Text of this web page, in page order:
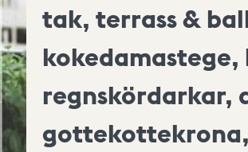
tak, terrass &
regnskördarkar,